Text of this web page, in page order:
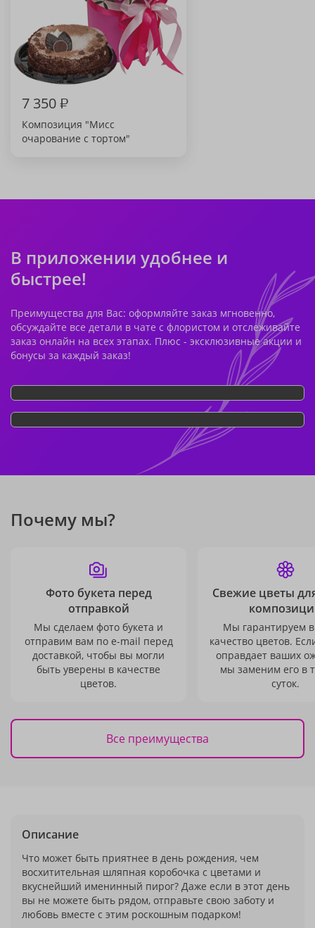
7 350₽
Композиция "Мисс
очарование с тортом"
В приложении удобнее и
быстрее!
Преимущества для Вас: оформляйте заказ мгновенно,
обсуждайте все детали в чате с флористом и отслеживайте
заказ онлайн на всех этапах. Плюс - эксклюзивные акции и
бонусы за каждый заказ!
Почему мы?
Фото букета перед
отправкой
Мы сделаем фото букета и
отправим вам по e-mail перед
доставкой, чтобы вы могли
быть уверены в качестве
цветов.
Свежие цветы
Мы гарантируем
качество цветов.
оправдает ваших
мы заменим его в
суток.
Все преимущества
Описание
Что может быть приятнее в день рождения, чем
восхитительная шляпная коробочка с цветами и
вкуснейший именинный пирог? Даже если в этот день
вы не можете быть рядом, отправьте свою заботу и
любовь вместе с этим роскошным подарком!